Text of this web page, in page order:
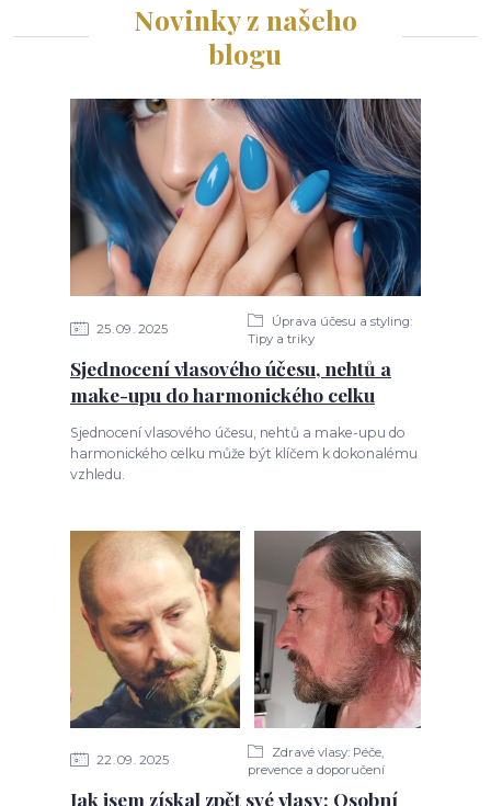
Novinky z našeho
blogu
25 09 2025
Úprava účesu a styling:
Tipy a triky
Sjednocení vlasového účesu, nehtů a
make-upu do harmonického celku
Sjednocení vlasového účesu, nehtů a make-upu do
harmonického celku může být klíčem k dokonalému
vzhledu.
22 09 2025
Zdravé vlasy: Péče,
prevence a doporučení
Jak jsem získal zpět své vlasy: Osobní